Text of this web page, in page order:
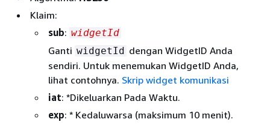
Klaim:
sub: widgetId
Ganti widgetId dengan WidgetID Anda
sendiri. Untuk menemukan WidgetID Anda,
lihat contohnya. Skrip widget komunikasi
iat: *Dikeluarkan Pada Waktu.
exp: * Kedaluwarsa (maksimum 10 menit).